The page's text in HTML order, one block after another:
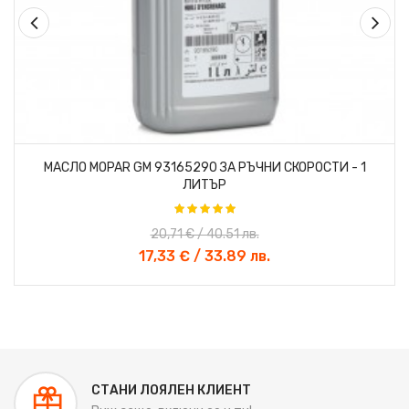
МАСЛО MOPAR GM 93165290 ЗА РЪЧНИ СКОРОСТИ - 1
ЛИТЪР
17,33 € / 33.89 лв.
20,71 € / 40.51 лв.
-20%
СТАНИ ЛОЯЛЕН КЛИЕНТ